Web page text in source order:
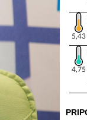
5,43
4,75